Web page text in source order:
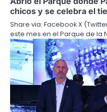
chicos y se celebra el
Share via: Facebook X
este mes en el Parque de la